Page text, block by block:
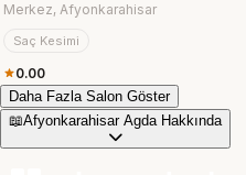
Merkez, Afyonkarahisar
Saç Kesimi
0.00
Daha Fazla Salon Göster
📖Afyonkarahisar Agda Hakkında